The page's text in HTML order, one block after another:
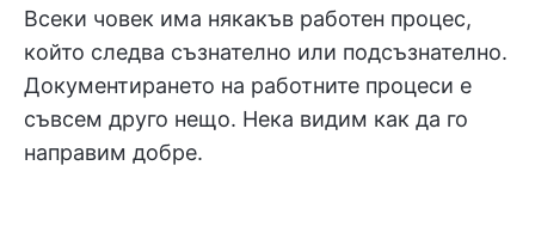
Всеки човек има някакъв работен процес,
който следва съзнателно или подсъзнателно.
Документирането на работните процеси е
съвсем друго нещо. Нека видим как да го
направим добре.